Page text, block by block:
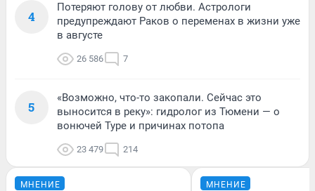
4
Потеряют голову от любви. Астрологи
предупреждают Раков о переменах в жизни уже
в августе
26 586 7
5
«Возможно, что-то закопали. Сейчас это
выносится в реку»: гидролог из Тюмени — о
вонючей Туре и причинах потопа
23 479 214
МНЕНИЕ МНЕНИЕ